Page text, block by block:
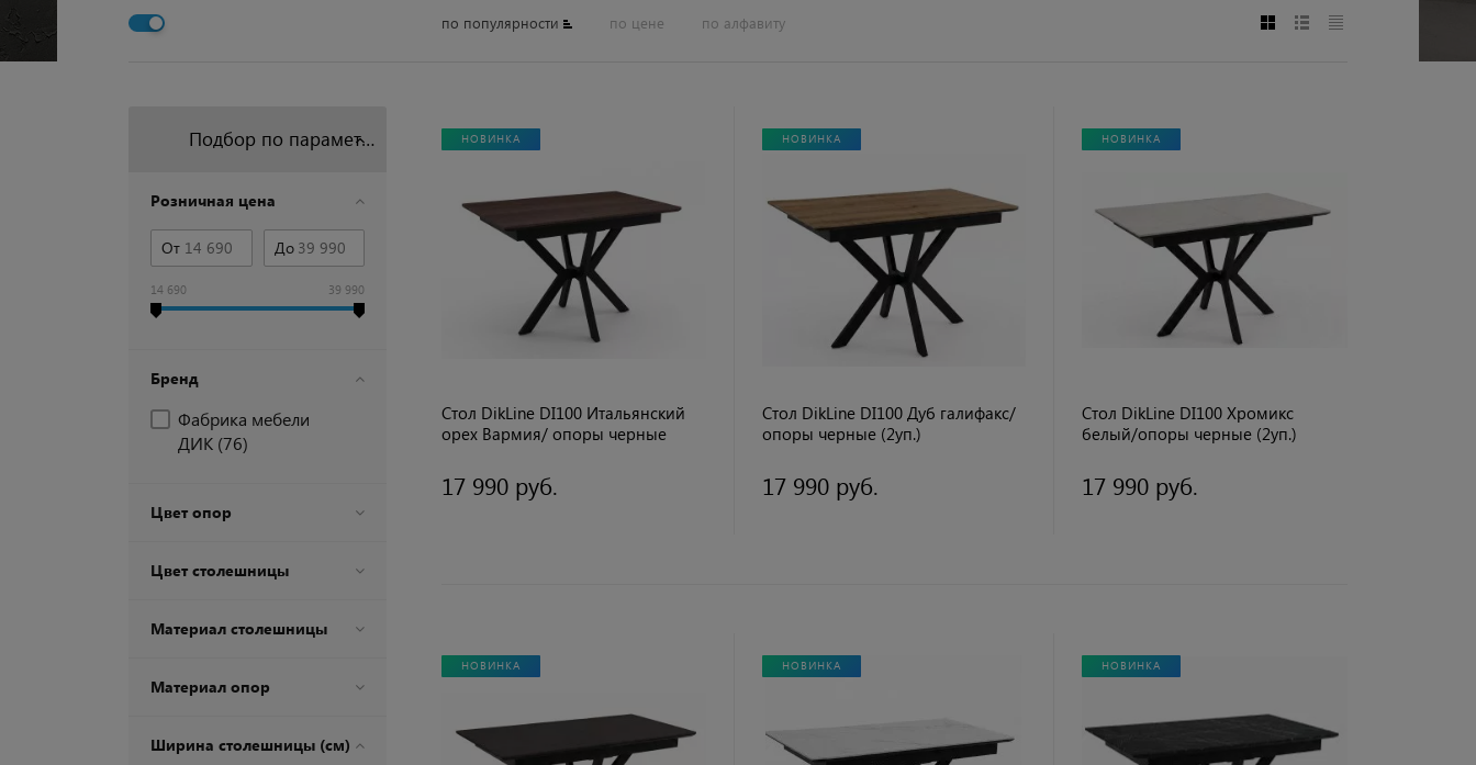
по популярности по цене по алфавиту
Подбор по параметрам
Розничная цена
От До
14 690 39 990
Бренд
Фабрика мебели
ДИК (76)
Цвет опор
Цвет столешницы
Материал столешницы
Материал опор
Ширина столешницы (см)
НОВИНКА
Стол DikLine DI100 Итальянский
орех Вармия/ опоры черные
17 990 руб.
НОВИНКА
Стол DikLine DI100 Дуб галифакс/
опоры черные (2уп.)
17 990 руб.
НОВИНКА
Стол DikLine DI100 Хромикс
белый/опоры черные (2уп.)
17 990 руб.
НОВИНКА НОВИНКА НОВИНКА